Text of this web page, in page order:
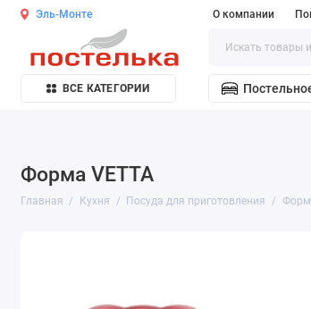
Эль-Монте О компании
ВСЕ КАТЕГОРИИ
Форма VETTA
Главная Кухня Посуда для приготовления